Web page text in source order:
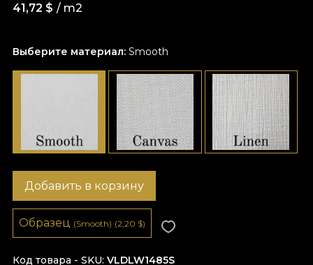
Выберите материал: Smooth
41,72 $ / m2
Код товара - SKU VLDLW1485S
Добавить в корзину
Образец (Smooth) (2,20 $)